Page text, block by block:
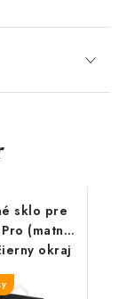
sklo pre
(matný
okraj